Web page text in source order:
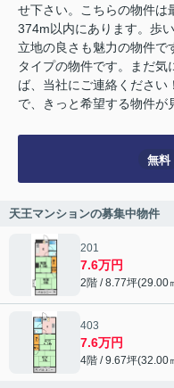
せ下さい。こちらの物件は
374m以内にあります。歩
立地の良さも魅力の物件で
タイプの物件です。まだ
ば、当社にご連絡ください
で、きっと希望する物件が
無料
天王マンションの募集中物件
201
7.6万円
2階 / 8.77坪(29.00
403
7.6万円
4階 / 9.67坪(32.00